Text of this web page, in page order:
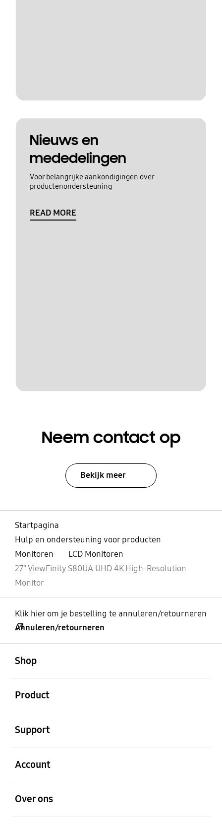
Nieuws en
mededelingen
Voor belangrijke aankondigingen over
productenondersteuning
READ MORE
Neem contact op
Bekijk meer
Startpagina
Hulp en ondersteuning voor producten
Monitoren
LCD Monitoren
27" ViewFinity S80UA UHD 4K High-Resolution
Monitor
Klik hier om je bestelling te annuleren/retourneren
Annuleren/retourneren
Shop
Product
Support
Account
Over ons